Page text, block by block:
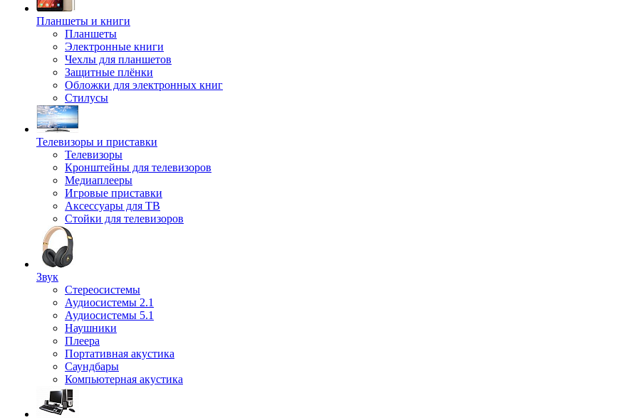
Планшеты и книги
Планшеты
Электронные книги
Чехлы для планшетов
Защитные плёнки
Обложки для электронных книг
Стилусы
Телевизоры и приставки
Телевизоры
Кронштейны для телевизоров
Медиаплееры
Игровые приставки
Аксессуары для ТВ
Стойки для телевизоров
Звук
Стереосистемы
Аудиосистемы 2.1
Аудиосистемы 5.1
Наушники
Плеера
Портативная акустика
Саундбары
Компьютерная акустика